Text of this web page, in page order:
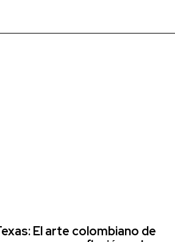
El arte colombiano de